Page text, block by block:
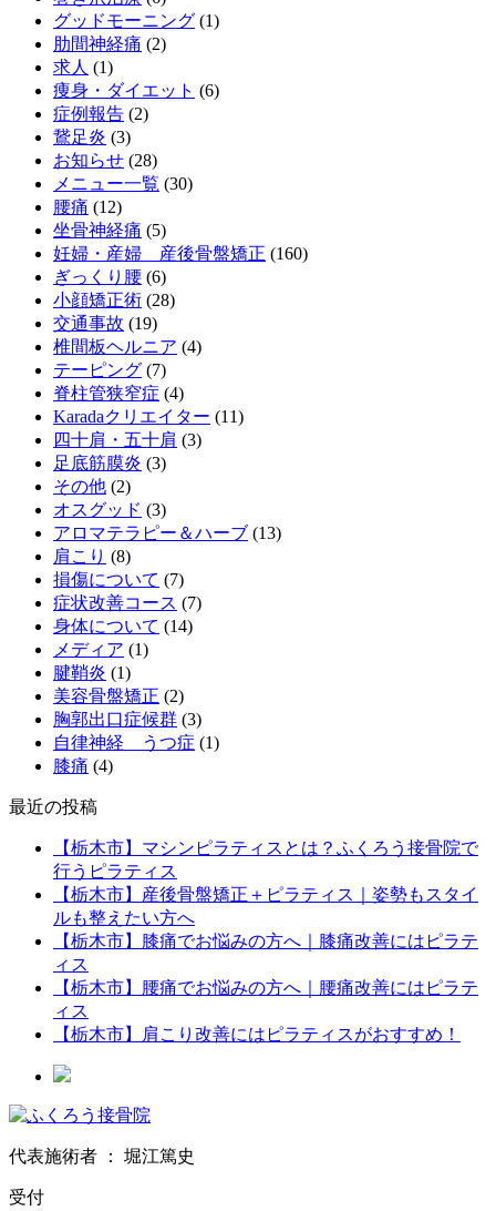
グッドモーニング (1)
肋間神経痛 (2)
求人 (1)
痩身・ダイエット (6)
症例報告 (2)
鵞足炎 (3)
お知らせ (28)
メニュー一覧 (30)
腰痛 (12)
坐骨神経痛 (5)
妊婦・産婦 産後骨盤矯正 (160)
ぎっくり腰 (6)
小顔矯正術 (28)
交通事故 (19)
椎間板ヘルニア (4)
テーピング (7)
脊柱管狭窄症 (4)
Karadaクリエイター (11)
四十肩・五十肩 (3)
足底筋膜炎 (3)
その他 (2)
オスグッド (3)
アロマテラピー＆ハーブ (13)
肩こり (8)
損傷について (7)
症状改善コース (7)
身体について (14)
メディア (1)
腱鞘炎 (1)
美容骨盤矯正 (2)
胸郭出口症候群 (3)
自律神経 うつ症 (1)
膝痛 (4)
最近の投稿
【栃木市】マシンピラティスとは？ふくろう接骨院で
行うピラティス
【栃木市】産後骨盤矯正＋ピラティス｜姿勢もスタイ
ルも整えたい方へ
【栃木市】膝痛でお悩みの方へ｜膝痛改善にはピラテ
ィス
【栃木市】腰痛でお悩みの方へ｜腰痛改善にはピラテ
ィス
【栃木市】肩こり改善にはピラティスがおすすめ！
代表施術者 ： 堀江篤史
受付